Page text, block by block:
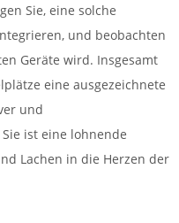
Sie, eine solche
und beobachten
Geräte wird. Insgesamt
eine ausgezeichnete
und
ist eine lohnende
Lachen in die Herzen der